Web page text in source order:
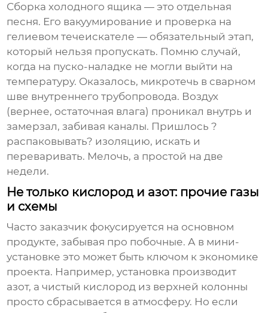
Сборка холодного ящика — это отдельная
песня. Его вакуумирование и проверка на
гелиевом течеискателе — обязательный этап,
который нельзя пропускать. Помню случай,
когда на пуско-наладке не могли выйти на
температуру. Оказалось, микротечь в сварном
шве внутреннего трубопровода. Воздух
(вернее, остаточная влага) проникал внутрь и
замерзал, забивая каналы. Пришлось ?
распаковывать? изоляцию, искать и
переваривать. Мелочь, а простой на две
недели.
Не только кислород и азот: прочие газы
и схемы
Часто заказчик фокусируется на основном
продукте, забывая про побочные. А в мини-
установке это может быть ключом к экономике
проекта. Например, установка производит
азот, а чистый кислород из верхней колонны
просто сбрасывается в атмосферу. Но если